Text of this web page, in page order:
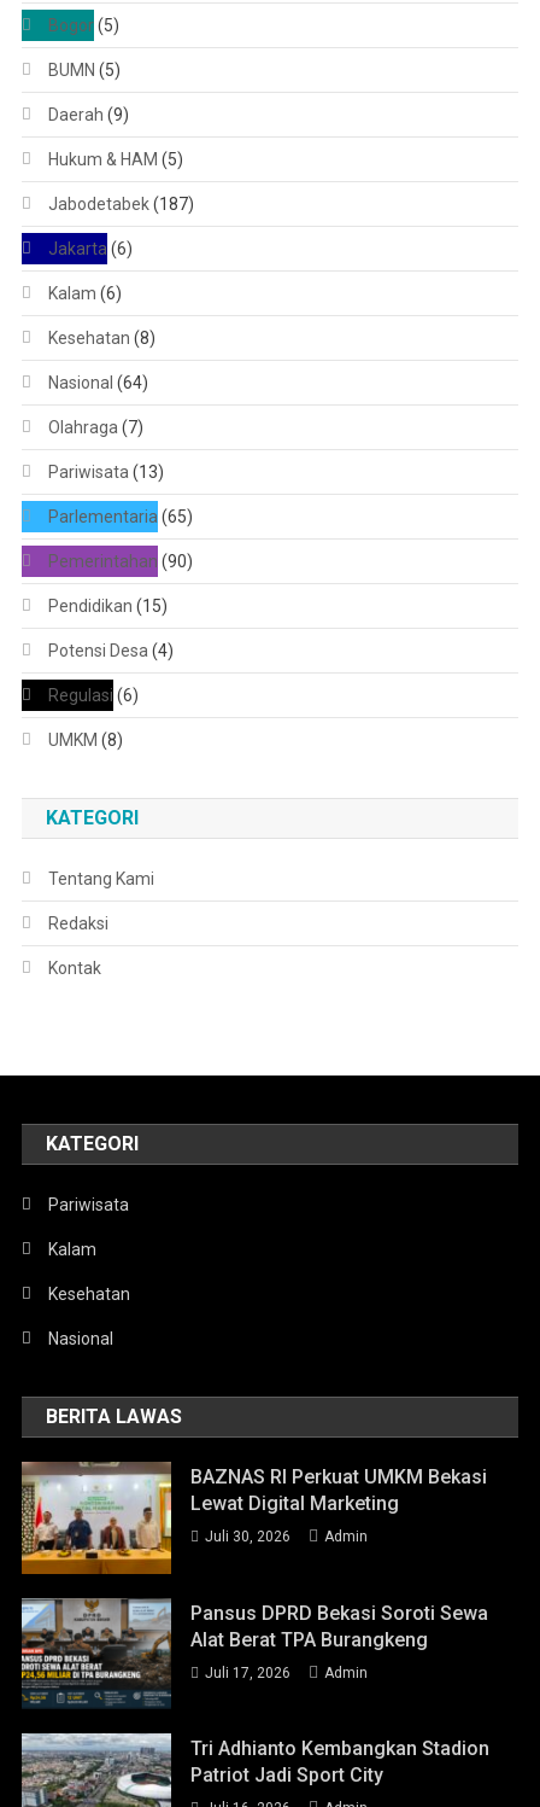
Bogor(5)
BUMN (5)
Daerah (9)
Hukum & HAM (5)
Jabodetabek(187)
Jakarta (6)
Kalam (6)
Kesehatan (8)
Nasional (64)
Olahraga (7)
Pariwisata (13)
Parlementaria (65)
Pemerintahan (90)
Pendidikan (15)
Potensi Desa (4)
Regulasi (6)
UMKM (8)
KATEGORI
Tentang Kami
Redaksi
Kontak
KATEGORI
Pariwisata
Kalam
Kesehatan
Nasional
BERITA LAWAS
BAZNAS RI Perkuat UMKM Bekasi
Lewat Digital Marketing
Juli 30, 2026 Admin
Pansus DPRD Bekasi Soroti Sewa
Alat Berat TPA Burangkeng
Juli 17, 2026 Admin
Tri Adhianto Kembangkan Stadion
Patriot Jadi Sport City